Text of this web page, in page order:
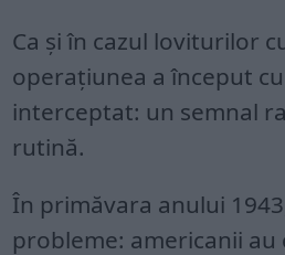
Ca și în cazul loviturilor
operațiunea a început
interceptat: un semnal
rutină.
În primăvara anului
probleme: americanii